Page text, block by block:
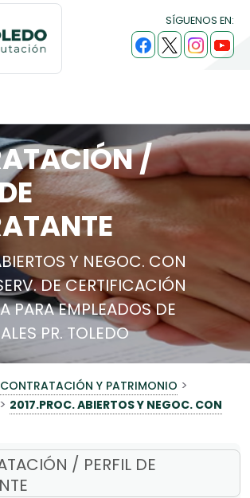
SÍGUENOS EN:
/
Y NEGOC. CON
DE CERTIFICACIÓN
PARA EMPLEADOS DE
PR. TOLEDO
CONTRATACIÓN Y PATRIMONIO >
> 2017.PROC. ABIERTOS Y NEGOC. CON
/ PERFIL DE